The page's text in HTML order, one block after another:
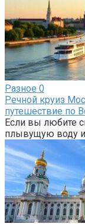
Разное 0
Речной круиз
путешествие по
Если вы любите
плывущую воду